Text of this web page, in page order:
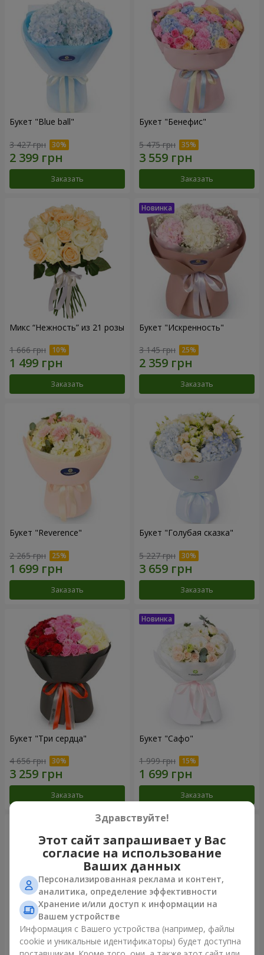
Букет "Blue ball"
3 427 грн
Заказать
Букет "Бенефис"
5 475 грн
Заказать
Микс “Нежность” из 21 розы
1 666 грн
Заказать
Букет "Искренность"
3 145 грн
Заказать
Букет "Reverence"
2 265 грн
Заказать
Букет "Голубая сказка"
5 227 грн
Заказать
Букет "Три сердца"
4 656 грн
Заказать
Букет "Сафо"
1 999 грн
Заказать
Букет "Tarnis" Монобукет из 9 белых роз
Здравствуйте!
Этот сайт запрашивает у Вас
согласие на использование
Ваших данных
Персонализированная реклама и контент,
аналитика, определение эффективности
Хранение и/или доступ к информации на
Вашем устройстве
Информация с Вашего устройства (например, файлы
cookie и уникальные идентификаторы) будет доступна